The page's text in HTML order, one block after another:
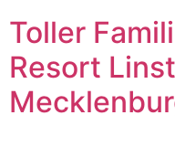
Toller
Resort